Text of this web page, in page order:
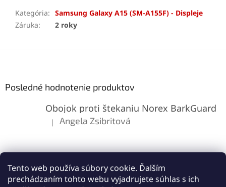
Tento web používa súbory cookie. Ďalším
prechádzaním tohto webu vyjadrujete súhlas s ich
Kategória: Samsung Galaxy A15 (SM-A155F) - Displeje
Záruka: 2 roky
Posledné hodnotenie produktov
Obojok proti štekaniu Norex BarkGuard
Hodnotenie produktu je 5 z 5 hviezdičiek.
| Angela Zsibritová